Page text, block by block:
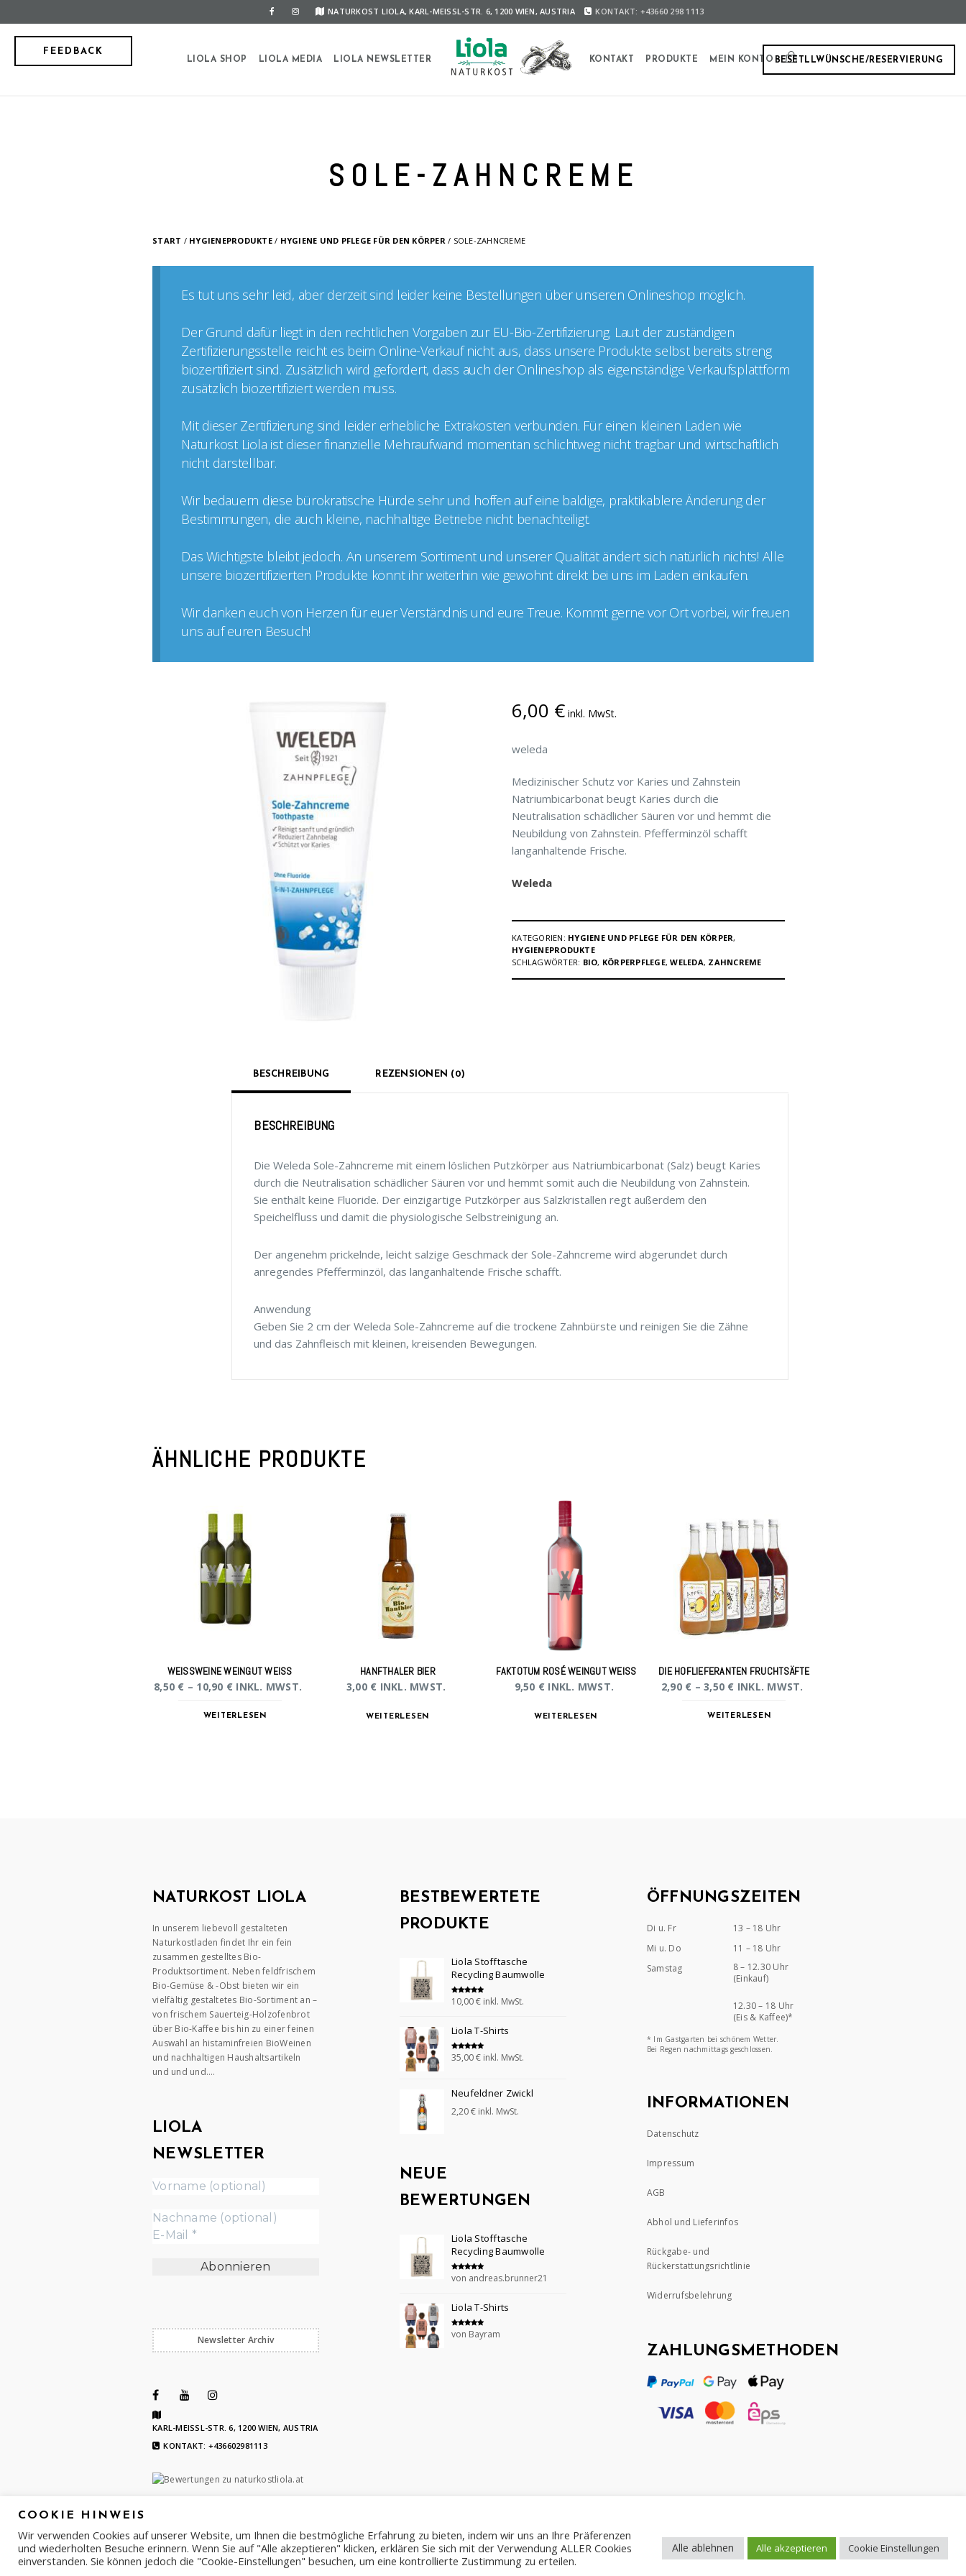
NATURKOST LIOLA, KARL-MEISSL-STR. 6, 1200 WIEN, AUSTRIA KONTAKT: +43660 298 1113
FEEDBACK
BESETLLWÜNSCHE/RESERVIERUNG
LIOLA SHOP LIOLA MEDIA LIOLA NEWSLETTER KONTAKT PRODUKTE MEIN KONTO
SOLE-ZAHNCREME
START / HYGIENEPRODUKTE/ HYGIENE UND PFLEGE FÜR DEN KÖRPER/ SOLE-ZAHNCREME
Es tut uns sehr leid, aber derzeit sind leider keine Bestellungen über unseren Onlineshop möglich.
Der Grund dafür liegt in den rechtlichen Vorgaben zur EU-Bio-Zertifizierung. Laut der zuständigen
Zertifizierungsstelle reicht es beim Online-Verkauf nicht aus, dass unsere Produkte selbst bereits streng
biozertifiziert sind. Zusätzlich wird gefordert, dass auch der Onlineshop als eigenständige Verkaufsplattform
zusätzlich biozertifiziert werden muss.
Mit dieser Zertifizierung sind leider erhebliche Extrakosten verbunden. Für einen kleinen Laden wie
Naturkost Liola ist dieser finanzielle Mehraufwand momentan schlichtweg nicht tragbar und wirtschaftlich
nicht darstellbar.
Wir bedauern diese bürokratische Hürde sehr und hoffen auf eine baldige, praktikablere Änderung der
Bestimmungen, die auch kleine, nachhaltige Betriebe nicht benachteiligt.
Das Wichtigste bleibt jedoch. An unserem Sortiment und unserer Qualität ändert sich natürlich nichts! Alle
unsere biozertifizierten Produkte könnt ihr weiterhin wie gewohnt direkt bei uns im Laden einkaufen.
Wir danken euch von Herzen für euer Verständnis und eure Treue. Kommt gerne vor Ort vorbei, wir freuen
uns auf euren Besuch!
6,00 € inkl. MwSt.
weleda
Medizinischer Schutz vor Karies und Zahnstein
Natriumbicarbonat beugt Karies durch die
Neutralisation schädlicher Säuren vor und hemmt die
Neubildung von Zahnstein. Pfefferminzöl schafft
langanhaltende Frische.
Weleda
KATEGORIEN: HYGIENE UND PFLEGE FÜR DEN KÖRPER,
HYGIENEPRODUKTE
SCHLAGWÖRTER: BIO, KÖRPERPFLEGE,WELEDA, ZAHNCREME
BESCHREIBUNG REZENSIONEN (0)
BESCHREIBUNG
Die Weleda Sole-Zahncreme mit einem löslichen Putzkörper aus Natriumbicarbonat (Salz) beugt Karies
durch die Neutralisation schädlicher Säuren vor und hemmt somit auch die Neubildung von Zahnstein.
Sie enthält keine Fluoride. Der einzigartige Putzkörper aus Salzkristallen regt außerdem den
Speichelfluss und damit die physiologische Selbstreinigung an.
Der angenehm prickelnde, leicht salzige Geschmack der Sole-Zahncreme wird abgerundet durch
anregendes Pfefferminzöl, das langanhaltende Frische schafft.
Anwendung
Geben Sie 2 cm der Weleda Sole-Zahncreme auf die trockene Zahnbürste und reinigen Sie die Zähne
und das Zahnfleisch mit kleinen, kreisenden Bewegungen.
ÄHNLICHE PRODUKTE
WEISSWEINE WEINGUT WEISS
8,50 € – 10,90 € INKL. MWST.
WEITERLESEN
HANFTHALER BIER
3,00 € INKL. MWST.
WEITERLESEN
FAKTOTUM ROSÉ WEINGUT WEISS
9,50 € INKL. MWST.
WEITERLESEN
DIE HOFLIEFERANTEN FRUCHTSÄFTE
2,90 € –3,50 € INKL. MWST.
WEITERLESEN
NATURKOST LIOLA
In unserem liebevoll gestalteten
Naturkostladen findet Ihr ein fein
zusammen gestelltes Bio-
Produktsortiment. Neben feldfrischem
Bio-Gemüse & -Obst bieten wir ein
vielfältig gestaltetes Bio-Sortiment an –
von frischem Sauerteig-Holzofenbrot
über Bio-Kaffee bis hin zu einer feinen
Auswahl an histaminfreien BioWeinen
und nachhaltigen Haushaltsartikeln
und und und….
LIOLA
NEWSLETTER
Newsletter Archiv
KARL-MEISSL-STR. 6, 1200 WIEN, AUSTRIA
KONTAKT: +436602981113
BESTBEWERTETE
PRODUKTE
Liola Stofftasche
Recycling Baumwolle
Bewertet mit
5.00
10,00€ inkl. MwSt.
Liola T-Shirts
Bewertet mit
5.00
35,00€ inkl. MwSt.
Neufeldner Zwickl
2,20€ inkl. MwSt.
NEUE
BEWERTUNGEN
Liola Stofftasche
Recycling Baumwolle
Bewertet mit
von andreas.brunner21
Liola T-Shirts
Bewertet mit
von Bayram
ÖFFNUNGSZEITEN
Di u. Fr
13 – 18 Uhr
Mi u. Do
11 – 18 Uhr
Samstag
8 – 12.30 Uhr
(Einkauf)
12.30 – 18 Uhr
(Eis & Kaffee)*
* Im Gastgarten bei schönem Wetter.
Bei Regen nachmittags geschlossen.
INFORMATIONEN
Datenschutz
Impressum
AGB
Abhol und Lieferinfos
Rückgabe- und
Rückerstattungsrichtlinie
Widerrufsbelehrung
ZAHLUNGSMETHODEN
COPYRIGHT © 2017-2022
COOKIE HINWEIS
Wir verwenden Cookies auf unserer Website, um Ihnen die bestmögliche Erfahrung zu bieten, indem wir uns an Ihre Präferenzen
und wiederholten Besuche erinnern. Wenn Sie auf "Alle akzeptieren" klicken, erklären Sie sich mit der Verwendung ALLER Cookies
einverstanden. Sie können jedoch die "Cookie-Einstellungen" besuchen, um eine kontrollierte Zustimmung zu erteilen.
Alle ablehnen Alle akzeptieren Cookie Einstellungen